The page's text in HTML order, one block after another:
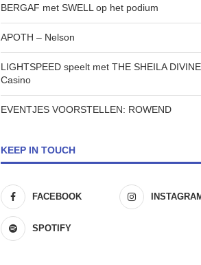
BERGAF met SWELL op het podium
APOTH – Nelson
LIGHTSPEED speelt met THE SHEILA
Casino
EVENTJES VOORSTELLEN: ROWEND
KEEP IN TOUCH
FACEBOOK
SPOTIFY